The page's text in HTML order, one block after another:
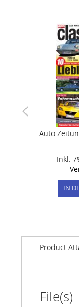
Auto
Inkl.
IN
Product
File(s)